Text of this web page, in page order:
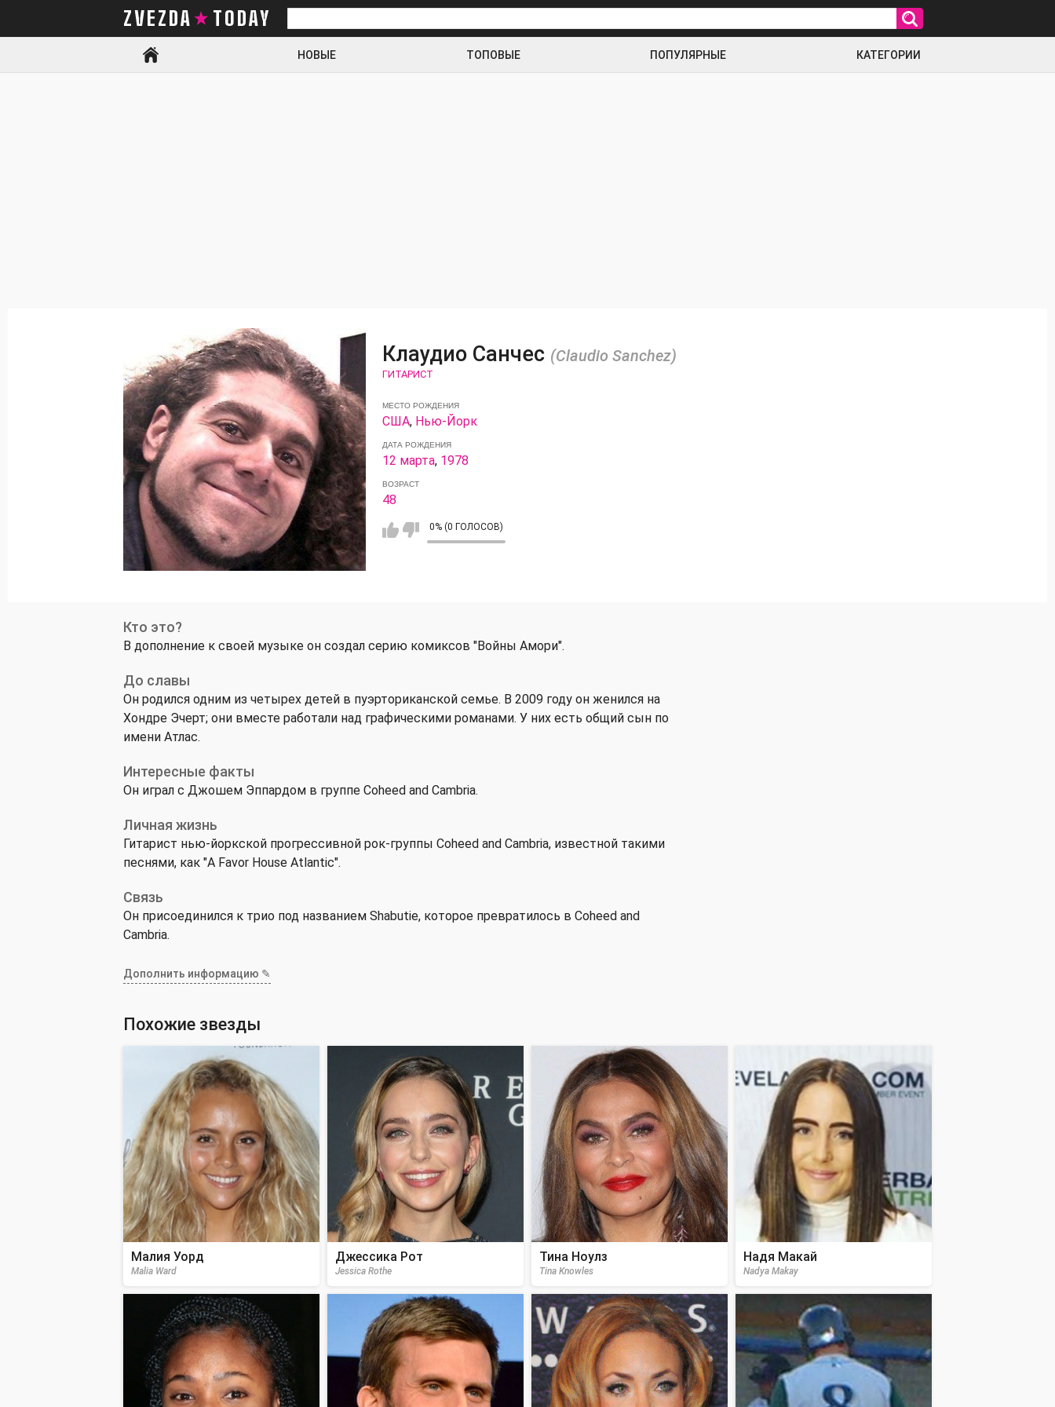
ZVEZDA TODAY
Искать
НОВЫЕ ТОПОВЫЕ ПОПУЛЯРНЫЕ КАТЕГОРИИ
Клаудио Санчес (Claudio Sanchez)
ГИТАРИСТ
МЕСТО РОЖДЕНИЯ
США, Нью-Йорк
ДАТА РОЖДЕНИЯ
12 марта, 1978
ВОЗРАСТ
48
0% (0 ГОЛОСОВ)
Кто это?
В дополнение к своей музыке он создал серию комиксов "Войны Амори".
До славы
Он родился одним из четырех детей в пуэрториканской семье. В 2009 году он женился на
Хондре Эчерт; они вместе работали над графическими романами. У них есть общий сын по
имени Атлас.
Интересные факты
Он играл с Джошем Эппардом в группе Coheed and Cambria.
Личная жизнь
Гитарист нью-йоркской прогрессивной рок-группы Coheed and Cambria, известной такими
песнями, как "A Favor House Atlantic".
Связь
Он присоединился к трио под названием Shabutie, которое превратилось в Coheed and
Cambria.
Дополнить информацию ✎
Похожие звезды
Малия Уорд
Malia Ward
Джессика Рот
Jessica Rothe
Тина Ноулз
Tina Knowles
Надя Макай
Nadya Makay